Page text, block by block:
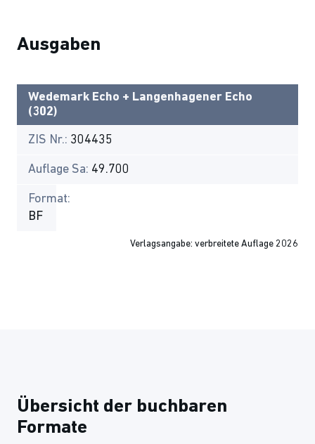
Ausgaben
Wedemark Echo + Langenhagener Echo
(302)
ZIS Nr.: 304435
Auflage Sa: 49.700
Format:
BF
Verlagsangabe: verbreitete Auflage 2026
Übersicht der buchbaren
Formate